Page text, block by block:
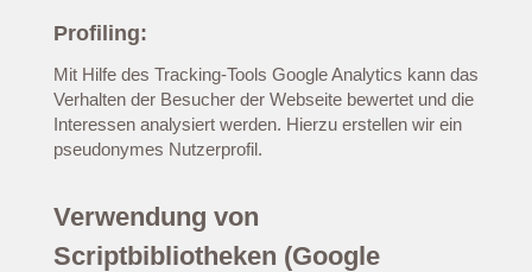
Profiling:
Mit Hilfe des Tracking-Tools Google Analytics kann das
Verhalten der Besucher der Webseite bewertet und die
Interessen analysiert werden. Hierzu erstellen wir ein
pseudonymes Nutzerprofil.
Verwendung von
Scriptbibliotheken (Google